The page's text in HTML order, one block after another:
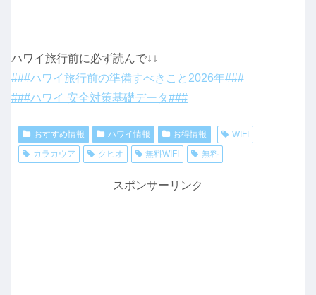
ハワイ旅行前に必ず読んで↓↓
###ハワイ旅行前の準備すべきこと2026年###
###ハワイ 安全対策基礎データ###
おすすめ情報 ハワイ情報 お得情報
WIFI
カラカウア
クヒオ 無料WIFI 無料
スポンサーリンク